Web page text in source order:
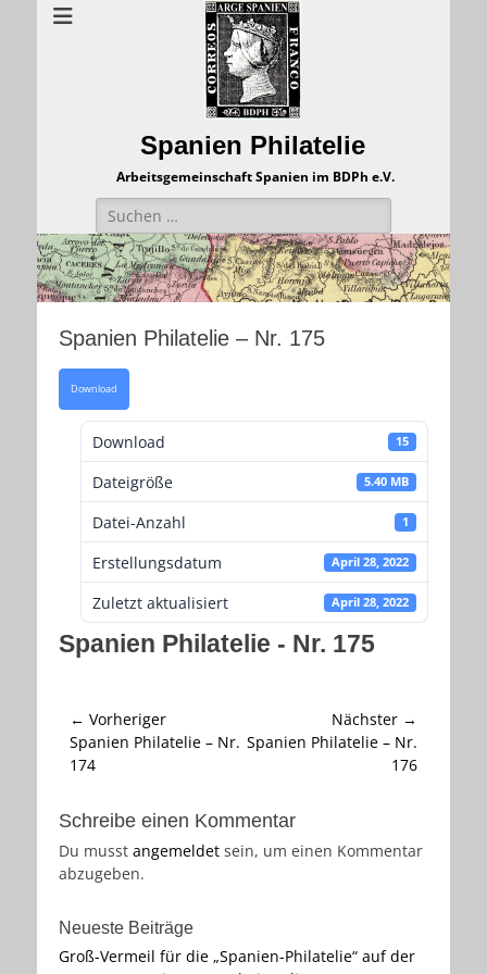
Spanien Philatelie
Arbeitsgemeinschaft Spanien im BDPh e.V.
Suchen
nach:
Spanien Philatelie – Nr. 175
Download
Download 15
Dateigröße 5.40 MB
Datei-Anzahl 1
Erstellungsdatum April 28, 2022
Zuletzt aktualisiert April 28, 2022
Spanien Philatelie - Nr. 175
Beitragsnavigation
← Vorheriger
Vorheriger
Beitrag:
Spanien Philatelie – Nr.
174
Nächster →
Nächster
Spanien Philatelie – Nr.
176
Schreibe einen Kommentar
Du musst angemeldet sein, um einen Kommentar
abzugeben.
Neueste Beiträge
Groß-Vermeil für die „Spanien-Philatelie“ auf der